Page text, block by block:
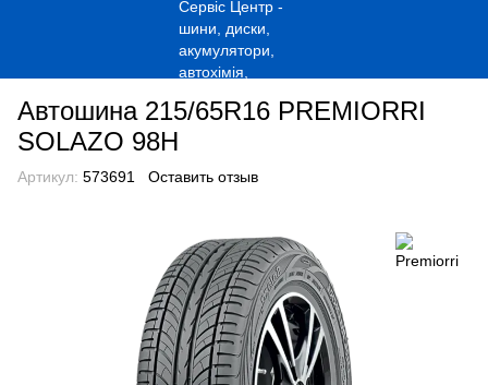
Автошина 215/65R16 PREMIORRI
SOLAZO 98H
Артикул: 573691 Оставить отзыв